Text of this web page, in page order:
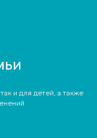
и для детей, а также